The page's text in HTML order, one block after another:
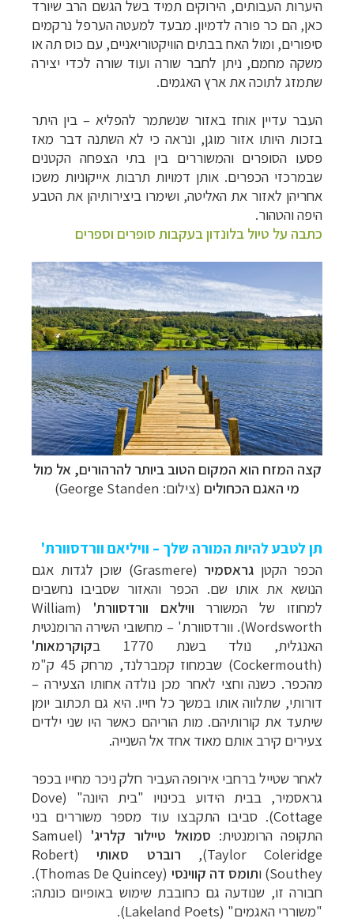
היערות העבותים, הירוקים תמיד בשל הגשם הרב שיורד
כאן, הם כר פורה לדמיון. מבעד למעטה הערפל נרקמים
סיפורים, ומול האח בבתים הוויקטוריאניים, עם כוס תה או
משקה מחמם, ניתן לחבר שורה ועוד שורה לכדי יצירה
שתמזג לתוכה את ארץ האגמים.
העבר עדיין אוחז באזור שנשתמר להפליא – בין היתר
בזכות היותו אזור מוגן, ונראה כי לא השתנה דבר מאז
פסעו הסופרים והמשוררים בין בתי הצפחה הקטנים
שבמרכזי הכפרים. אותן דמויות תרבות אייקוניות משכו
אחריהן לאזור את האליטה, ושימרו ביצירותיהן את הטבע
היפה והטהור.
כתבה על טיול בלונדון בעקבות סופרים וספרים
קצה המזח הוא המקום הטוב ביותר להרהורים, אל מול
מי האגם הכחולים (צילום: George Standen)
תן לטבע להיות המורה שלך – וויליאם וורדסוורת'
הכפר הקטן גראסמיר (
Grasmere) שוכן לגדות אגם
הנושא את אותו שם. הכפר והאזור שסביבו נחשבים
למחוזו של המשורר ווילאם וורדסוורת' (
William
Wordsworth
). וורדסוורת' – מחשובי השירה הרומנטית
האנגלית, נולד בשנת 1770 ב
קוקרמאות'
(
Cockermouth
) שבמחוז קמברלנד, מרחק 45 ק"מ
מהכפר. כשנה וחצי לאחר מכן נולדה אחותו הצעירה –
דורותי, שתלווה אותו במשך כל חייו. היא גם תכתוב יומן
שיתעד את קורותיהם. מות הוריהם כאשר היו שני ילדים
צעירים קירב אותם מאוד אחד אל השנייה.
לאחר שטייל ברחבי אירופה העביר חלק ניכר מחייו בכפר
גראסמיר, בבית הידוע בכינויו "בית היונה" (Dove
Cottage). סביבו התקבצו עוד מספר משוררים בני
התקופה הרומנטית: סמואל טיילור קלריג' (
Samuel
Taylor Coleridge
), רוברט סאותי(
Robert
Southey) ותומס דה קווינסי )
(Thomas De Quincey
.
חבורה זו, שנודעה גם כחובבת שימוש באופיום כונתה:
"משוררי האגמים" (Lakeland Poets
).